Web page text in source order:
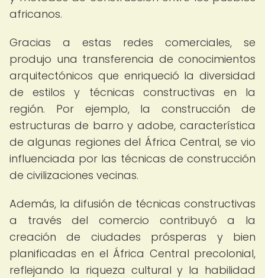
africanos.
Gracias a estas redes comerciales, se
produjo una transferencia de conocimientos
arquitectónicos que enriqueció la diversidad
de estilos y técnicas constructivas en la
región. Por ejemplo, la construcción de
estructuras de barro y adobe, característica
de algunas regiones del África Central, se vio
influenciada por las técnicas de construcción
de civilizaciones vecinas.
Además, la difusión de técnicas constructivas
a través del comercio contribuyó a la
creación de ciudades prósperas y bien
planificadas en el África Central precolonial,
reflejando la riqueza cultural y la habilidad